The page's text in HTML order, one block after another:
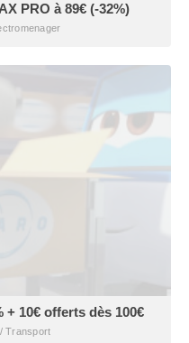
PRO à 89€ (-32%)
+ 10€ offerts dès 100€
Transport